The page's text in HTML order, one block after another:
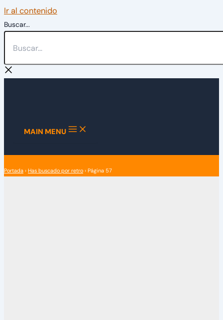
Ir al contenido
Buscar...
MAIN MENU
Portada › Has buscado por retro › Página 57